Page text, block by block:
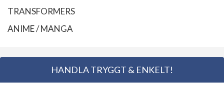
TRANSFORMERS
ANIME / MANGA
HANDLA TRYGGT & ENKELT!